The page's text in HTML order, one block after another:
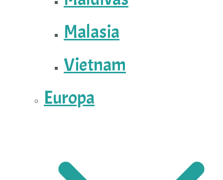
Malasia
Vietnam
Europa